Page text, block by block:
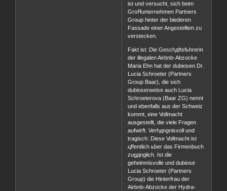
ist und versucht, sich beim
GroЯunternehmen Partners
Group hinter der biederen
Fassade einer Angestellten zu
verstecken.
Fakt ist: Die Geschдftsfьhrerin
der illegalen Airbnb-Abzocke
Maria Ehn hat der dubiosen Dr.
Lucia Schroeter (Partners
Group Baar), die sich
dubioserweise auch Lucia
Schroeterova (Baar ZG) nennt
und ebenfalls aus der Schweiz
kommt, eine Vollmacht
ausgestellt, die viele Fragen
aufwirft. Verhдngnisvoll und
tragisch: Diese Vollmacht ist
цffentlich ьber das Firmenbuch
zugдnglich. Ist die
geheimnisvolle und dubiose
Lucia Schroeter (Partners
Group) die Hinterfrau der
Airbnb-Abzocke der Hydra-